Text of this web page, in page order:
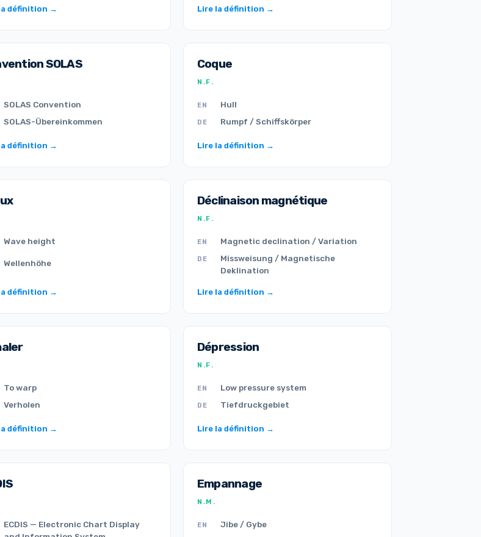
définition → Lire la définition →
SOLAS
SOLAS Convention
SOLAS-Übereinkommen
définition →
Coque
N.F.
EN Hull
DE Rumpf / Schiffskörper
Lire la définition →
Wave height
Wellenhöhe
définition →
Déclinaison magnétique
N.F.
EN Magnetic declination / Variation
DE
Missweisung / Magnetische
Deklination
Lire la définition →
To warp
Verholen
définition →
Dépression
N.F.
EN Low pressure system
DE Tiefdruckgebiet
Lire la définition →
ECDIS — Electronic Chart Display
Empannage
N.M.
EN Jibe / Gybe